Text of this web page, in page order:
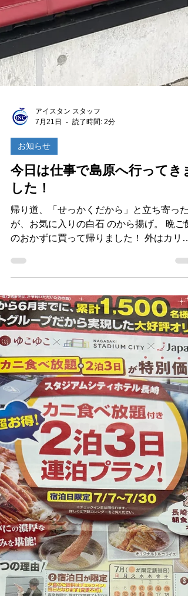
アイスタン スタッフ
7月21日
お知らせ
今日は仕事で島原へ行ってきま
のおかずに買って帰りました！ 外はカリ
ッ、中はジューシーで、一口食べるとつい
い箸が止まりません。仕事を頑張った後の
味しいから揚げは、やっぱり格別ですね！
家族みんなで美味しくいただき、今日も大
足の晩ご飯になりました。島原へ行くと、
た立ち寄りたくなるお店です。ごちそうさ
でした！